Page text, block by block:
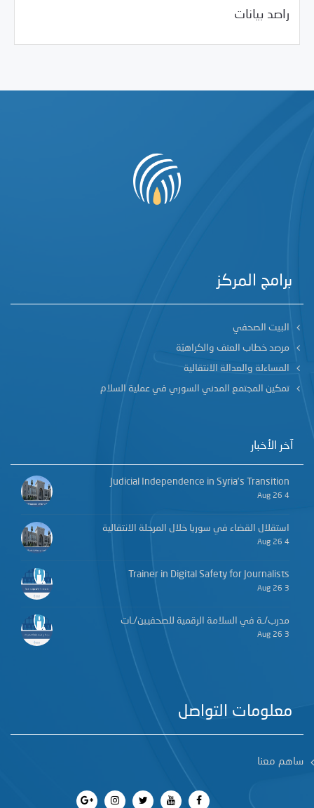
راصد بيانات
برامج المركز
البيت الصحفي
مرصد خطاب العنف والكراهيّة
المساءلة والعدالة الانتقالية
تمكين المجتمع المدني السوري في عملية السلام
آخر الأخبار
Judicial Independence in Syria’s Transition
4 Aug 26
استقلال القضاء في سوريا خلال المرحلة الانتقالية
4 Aug 26
Trainer in Digital Safety for Journalists
3 Aug 26
مدرب/ـة في السلامة الرقمية للصحفيين/ـات
3 Aug 26
معلومات التواصل
ساهم معنا